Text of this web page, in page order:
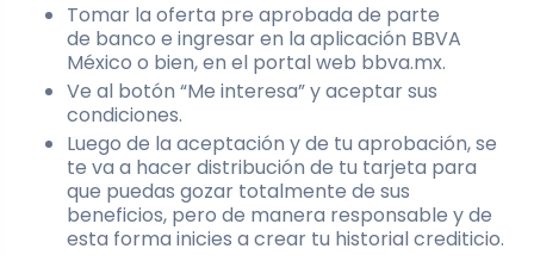
Tomar la oferta pre aprobada de parte
de banco e ingresar en la aplicación BBVA
México o bien, en el portal web bbva.mx.
Ve al botón “Me interesa” y aceptar sus
condiciones.
Luego de la aceptación y de tu aprobación, se
te va a hacer distribución de tu tarjeta para
que puedas gozar totalmente de sus
beneficios, pero de manera responsable y de
esta forma inicies a crear tu historial crediticio.